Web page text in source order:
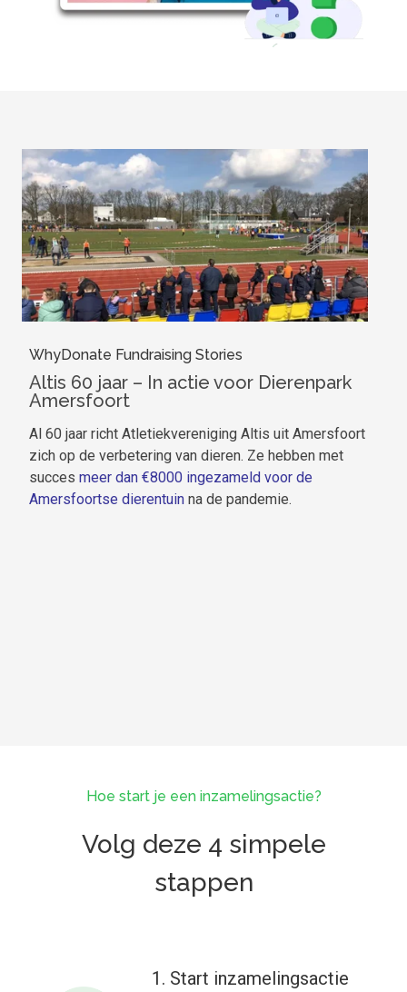
WhyDonate Fundraising Stories
Altis 60 jaar – In actie voor Dierenpark
Amersfoort
Al 60 jaar richt Atletiekvereniging Altis uit Amersfoort
zich op de verbetering van dieren. Ze hebben met
succes meer dan €8000 ingezameld voor de
Amersfoortse dierentuin na de pandemie.
Hoe start je een inzamelingsactie?
Volg deze 4 simpele
stappen
1. Start inzamelingsactie